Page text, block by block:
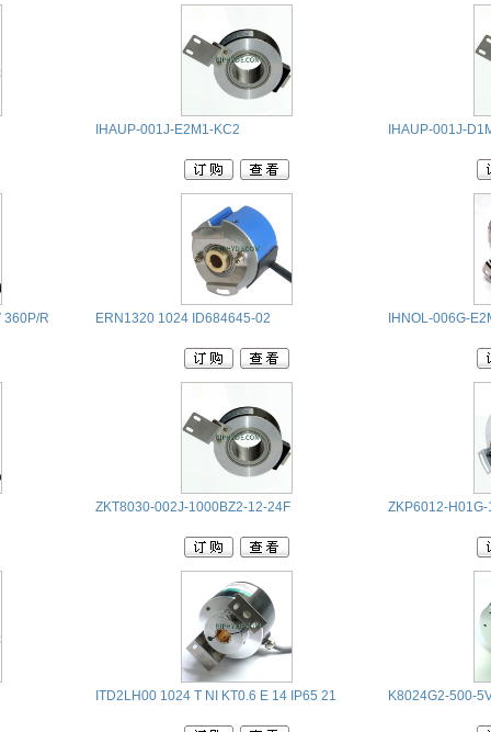
IHAUP-001J-E2M1-KC2 IHAUP-001J-
360P/R ERN1320 1024 ID684645-02 IHNOL-006G-
ZKT8030-002J-1000BZ2-12-24F ZKP6012-
ITD2LH00 1024 T NI KT0.6 E 14 IP65 21 K8024G2-500-